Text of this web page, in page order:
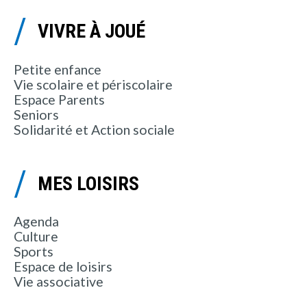
VIVRE À JOUÉ
Petite enfance
Vie scolaire et périscolaire
Espace Parents
Seniors
Solidarité et Action sociale
MES LOISIRS
Agenda
Culture
Sports
Espace de loisirs
Vie associative